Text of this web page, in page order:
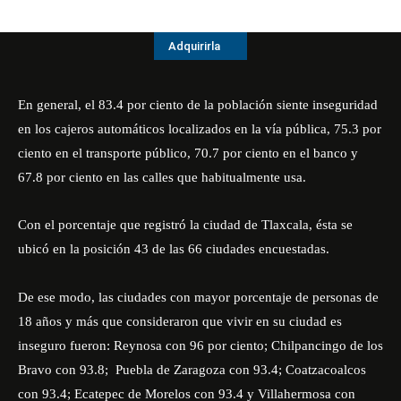
Adquirirla
En general, el 83.4 por ciento de la población siente inseguridad
en los cajeros automáticos localizados en la vía pública, 75.3 por
ciento en el transporte público, 70.7 por ciento en el banco y
67.8 por ciento en las calles que habitualmente usa.
Con el porcentaje que registró la ciudad de Tlaxcala, ésta se
ubicó en la posición 43 de las 66 ciudades encuestadas.
De ese modo, las ciudades con mayor porcentaje de personas de
18 años y más que consideraron que vivir en su ciudad es
inseguro fueron: Reynosa con 96 por ciento; Chilpancingo de los
Bravo con 93.8; Puebla de Zaragoza con 93.4; Coatzacoalcos
con 93.4; Ecatepec de Morelos con 93.4 y Villahermosa con